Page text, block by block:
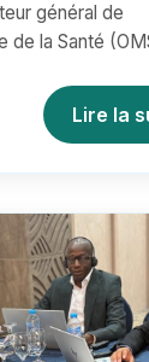
général de
de la Santé
Lire la